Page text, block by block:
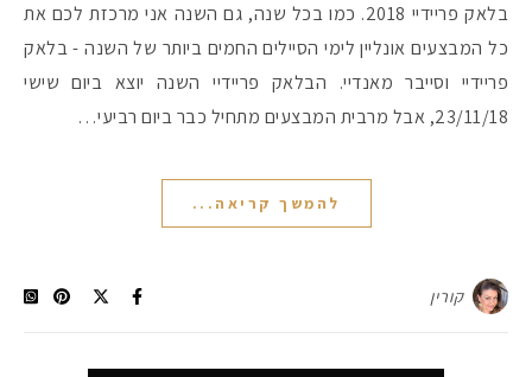
אומרים שאם
בלאק פריידיי 2018. כמו בכל שנה, גם השנה אני מרכזת לכם את
כל המבצעים אונליין לימי הסיילים החמים ביותר של השנה - בלאק
פריידיי וסייבר מאנדיי. הבלאק פריידיי השנה יוצא ביום שישי
23/11/18, אבל מרבית המבצעים מתחיל כבר ביום רביעי…
להמשך קריאה...
קורין